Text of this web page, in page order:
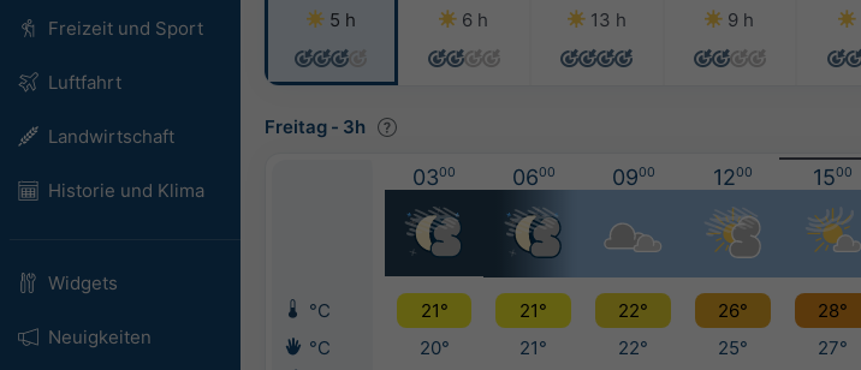
Freizeit und Sport
Luftfahrt
Landwirtschaft
Historie und Klima
Widgets
Neuigkeiten
5 h
6 h
13 h
9 h
Freitag - 3h
0300 0600 0900 1200 1500
°C 21° 21° 22° 26° 28°
°C
20° 21° 22° 25° 27°